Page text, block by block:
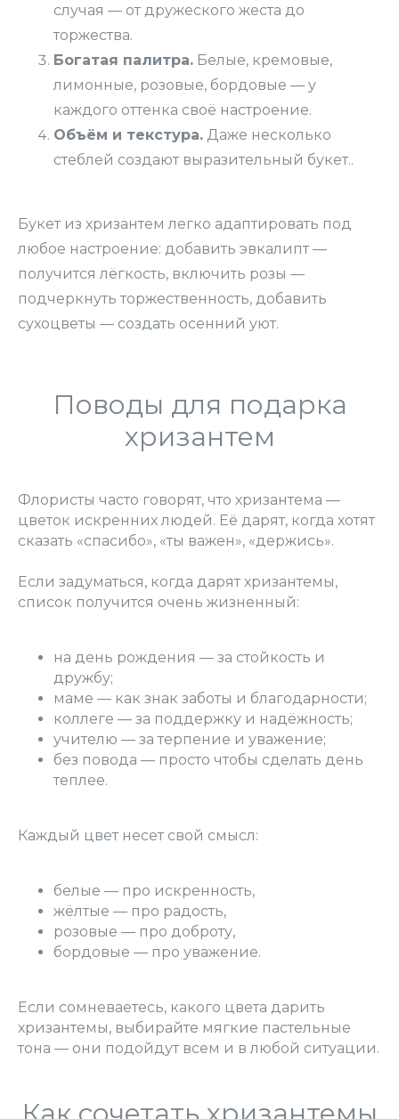
случая — от дружеского жеста до
торжества.
Богатая палитра. Белые, кремовые,
лимонные, розовые, бордовые — у
каждого оттенка своё настроение.
Объём и текстура. Даже несколько
стеблей создают выразительный букет..
Букет из хризантем легко адаптировать под
любое настроение: добавить эвкалипт —
получится лёгкость, включить розы —
подчеркнуть торжественность, добавить
сухоцветы — создать осенний уют.
Поводы для подарка
хризантем
Флористы часто говорят, что хризантема —
цветок искренних людей. Её дарят, когда хотят
сказать «спасибо», «ты важен», «держись».
Если задуматься, когда дарят хризантемы,
список получится очень жизненный:
на день рождения — за стойкость и
дружбу;
маме — как знак заботы и благодарности;
коллеге — за поддержку и надёжность;
учителю — за терпение и уважение;
без повода — просто чтобы сделать день
теплее.
Каждый цвет несет свой смысл:
белые — про искренность,
жёлтые — про радость,
розовые — про доброту,
бордовые — про уважение.
Если сомневаетесь, какого цвета дарить
хризантемы, выбирайте мягкие пастельные
тона — они подойдут всем и в любой ситуации.